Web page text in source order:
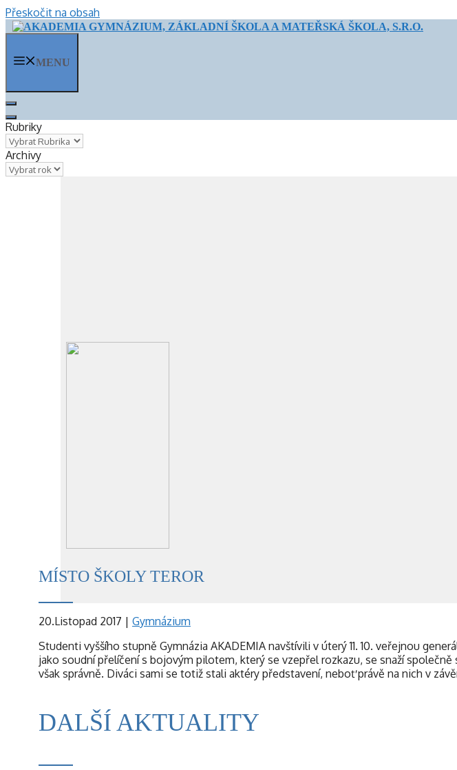
Přeskočit na obsah
MENU
Rubriky
Archivy
MÍSTO ŠKOLY TEROR
20.Listopad 2017 | Gymnázium
Studenti vyššího stupně Gymnázia AKADEMIA navštívili v úterý 11. 10. veřejnou
jako soudní přelíčení s bojovým pilotem, který se vzepřel rozkazu, se snaží
však správně. Diváci sami se totiž stali aktéry představení, neboť právě na nich v
DALŠÍ AKTUALITY